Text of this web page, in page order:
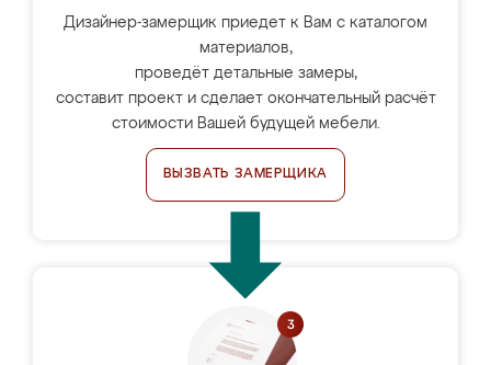
Дизайнер-замерщик приедет к Вам с каталогом
материалов,
проведёт детальные замеры,
составит проект и сделает окончательный расчёт
стоимости Вашей будущей мебели.
ВЫЗВАТЬ ЗАМЕРЩИКА